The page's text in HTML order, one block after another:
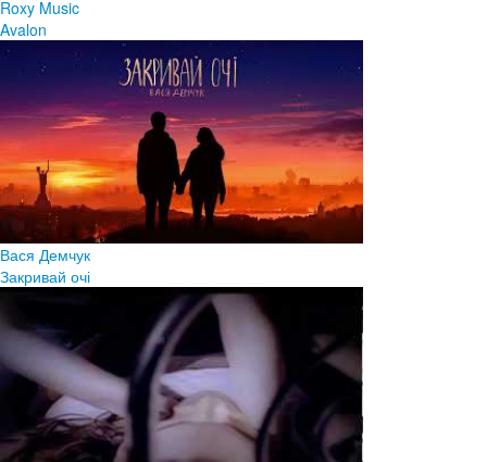
Roxy Music
Avalon
Вася Демчук
Закривай очі